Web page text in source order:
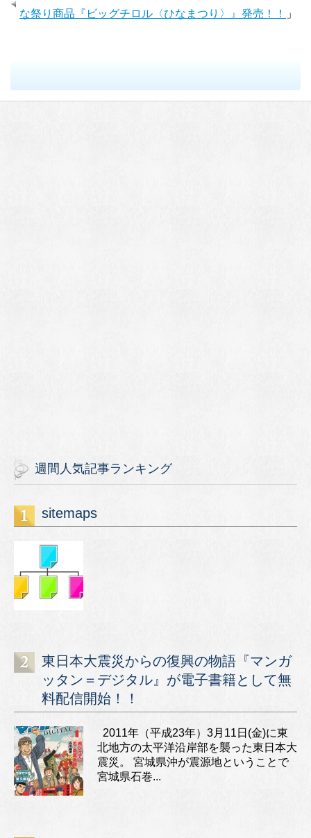
な祭り商品『ビッグチロル〈ひなまつり〉』発売！！
」
週間人気記事ランキング
sitemaps
東日本大震災からの復興の物語『マンガ
ッタン＝デジタル』が電子書籍として無
料配信開始！！
2011年（平成23年）3月11日(金)に東
北地方の太平洋沿岸部を襲った東日本大
震災。 宮城県沖が震源地ということで
宮城県石巻...